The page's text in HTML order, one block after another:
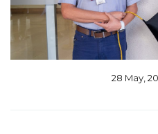
28 May,